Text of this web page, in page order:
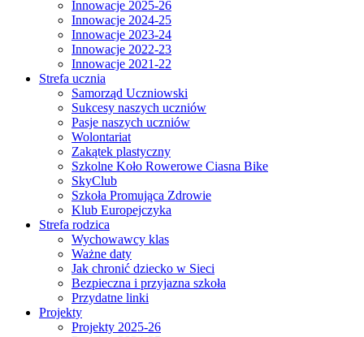
Innowacje 2025-26
Innowacje 2024-25
Innowacje 2023-24
Innowacje 2022-23
Innowacje 2021-22
Strefa ucznia
Samorząd Uczniowski
Sukcesy naszych uczniów
Pasje naszych uczniów
Wolontariat
Zakątek plastyczny
Szkolne Koło Rowerowe Ciasna Bike
SkyClub
Szkoła Promująca Zdrowie
Klub Europejczyka
Strefa rodzica
Wychowawcy klas
Ważne daty
Jak chronić dziecko w Sieci
Bezpieczna i przyjazna szkoła
Przydatne linki
Projekty
Projekty 2025-26